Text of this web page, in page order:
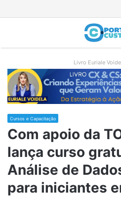
Livro Euriale
Cursos e Capacitação
Com apoio da
lança curso
Análise de
para iniciantes